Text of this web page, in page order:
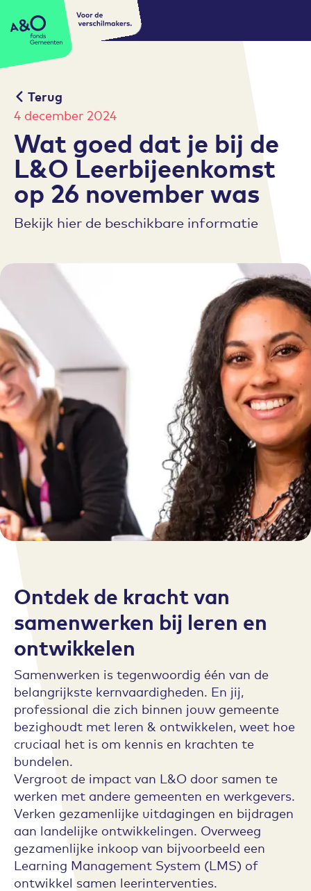
A&O fonds Gemeenten
Voor de
verschilmakers.
Terug
4 december 2024
Wat goed dat je bij de
L&O Leerbijeenkomst
op 26 november was
Bekijk hier de beschikbare informatie
Ontdek de kracht van
samenwerken bij leren en
ontwikkelen
Samenwerken is tegenwoordig één van de
belangrijkste kernvaardigheden. En jij,
professional die zich binnen jouw gemeente
bezighoudt met leren & ontwikkelen, weet hoe
cruciaal het is om kennis en krachten te
bundelen.
Vergroot de impact van L&O door samen te
werken met andere gemeenten en werkgevers.
Verken gezamenlijke uitdagingen en bijdragen
aan landelijke ontwikkelingen. Overweeg
gezamenlijke inkoop van bijvoorbeeld een
Learning Management System (LMS) of
ontwikkel samen leerinterventies.